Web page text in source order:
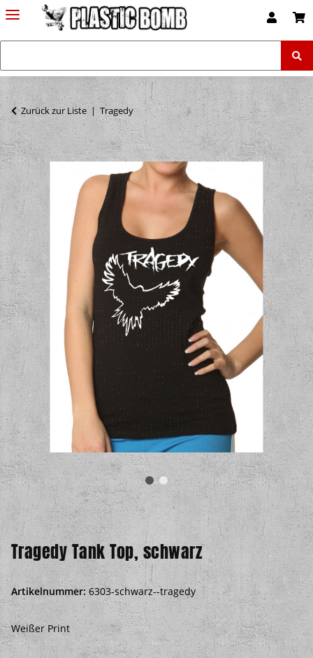
Zurück zur Liste Tragedy
Tragedy Tank Top, schwarz
Artikelnummer:6303-schwarz--tragedy
Weißer Print